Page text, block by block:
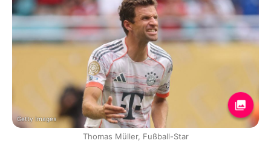
Getty Images
Thomas Müller, Fußball-Star